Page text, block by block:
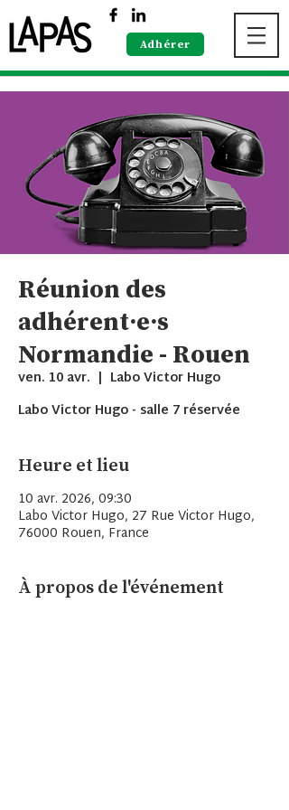
Adhérer
Réunion des
adhérent·e·s
Normandie - Rouen
ven. 10 avr.
  |
Labo Victor Hugo
Labo Victor Hugo - salle 7 réservée
Heure et lieu
10 avr. 2026, 09:30
Labo Victor Hugo, 27 Rue Victor Hugo,
76000 Rouen, France
À propos de l'événement